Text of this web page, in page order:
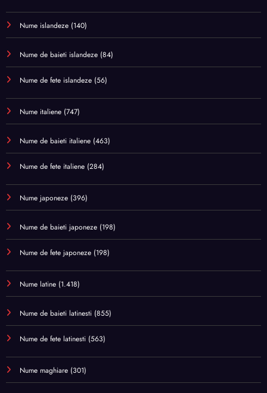
Nume islandeze (140)
Nume de baieti islandeze (84)
Nume de fete islandeze (56)
Nume italiene (747)
Nume de baieti italiene (463)
Nume de fete italiene (284)
Nume japoneze (396)
Nume de baieti japoneze (198)
Nume de fete japoneze (198)
Nume latine (1.418)
Nume de baieti latinesti (855)
Nume de fete latinesti (563)
Nume maghiare (301)